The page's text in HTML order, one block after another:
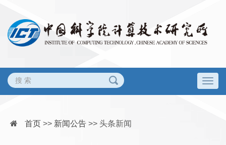
首页 >> 新闻公告 >> 头条新闻